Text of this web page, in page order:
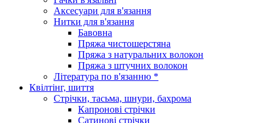
Аксесуари для в'язання
Нитки для в'язання
Бавовна
Пряжа чистошерстяна
Пряжа з натуральних волокон
Пряжа з штучних волокон
Література по в'язанню *
Квілтінг, шиття
Стрічки, тасьма, шнури, бахрома
Капронові стрічки
Сатинові стрічки